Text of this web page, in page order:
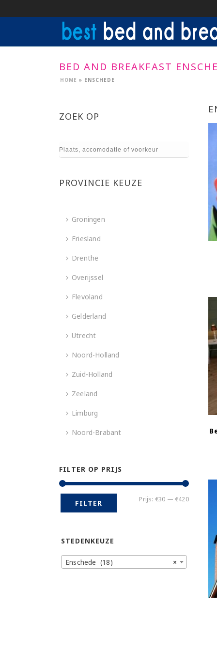
BED AND BREAKFAST
HOME » ENSCHEDE
ZOEK OP
PROVINCIE KEUZE
Groningen
Friesland
Drenthe
Overijssel
Flevoland
Gelderland
Utrecht
Noord-Holland
Zuid-Holland
Zeeland
Limburg
Noord-Brabant
FILTER OP PRIJS
Min.
Max.
FILTER Prijs: €30 — €420
STEDENKEUZE
×
Enschede (18)